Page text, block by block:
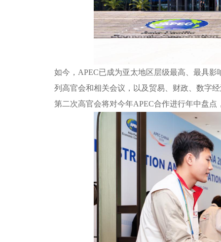
如今， APEC已成为亚太地区层级最高、最具
列高官会和相关会议，以及贸易、财政、数字
第二次高官会将对今年APEC合作进行年中盘